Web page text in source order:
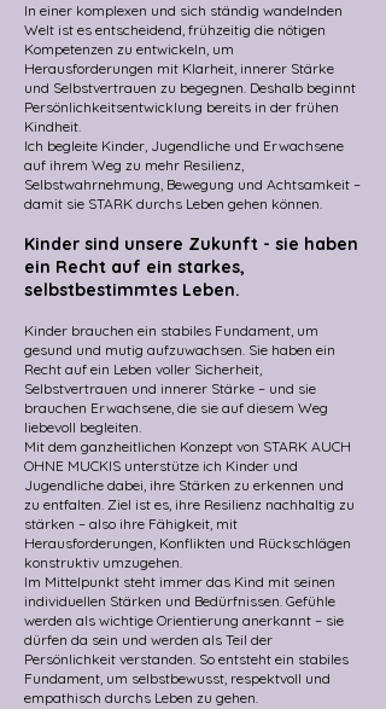
​In einer komplexen und sich ständig wandelnden
Welt ist es entscheidend, frühzeitig die nötigen
Kompetenzen zu entwickeln, um
Herausforderungen mit Klarheit, innerer Stärke
und Selbstvertrauen zu begegnen. Deshalb beginnt
Persönlichkeitsentwicklung bereits in der frühen
Kindheit.
Ich begleite Kinder, Jugendliche und Erwachsene
auf ihrem Weg zu mehr Resilienz,
Selbstwahrnehmung, Bewegung und Achtsamkeit –
damit sie STARK durchs Leben gehen können.
Kinder sind unsere Zukunft - sie haben
ein Recht auf ein starkes,
selbstbestimmtes Leben.
Kinder brauchen ein stabiles Fundament, um
gesund und mutig aufzuwachsen. Sie haben ein
Recht auf ein Leben voller Sicherheit,
Selbstvertrauen und innerer Stärke – und sie
brauchen Erwachsene, die sie auf diesem Weg
liebevoll begleiten.
Mit dem ganzheitlichen Konzept von STARK AUCH
OHNE MUCKIS unterstütze ich Kinder und
Jugendliche dabei, ihre Stärken zu erkennen und
zu entfalten. Ziel ist es, ihre Resilienz nachhaltig zu
stärken – also ihre Fähigkeit, mit
Herausforderungen, Konflikten und Rückschlägen
konstruktiv umzugehen.
​Im Mittelpunkt steht immer das Kind mit seinen
individuellen Stärken und Bedürfnissen. Gefühle
werden als wichtige Orientierung anerkannt – sie
dürfen da sein und werden als Teil der
Persönlichkeit verstanden. So entsteht ein stabiles
Fundament, um selbstbewusst, respektvoll und
empathisch durchs Leben zu gehen.